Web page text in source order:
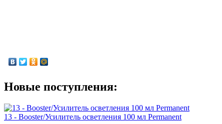
Новые поступления:
13 - Booster/Усилитель осветления 100 мл Permanent